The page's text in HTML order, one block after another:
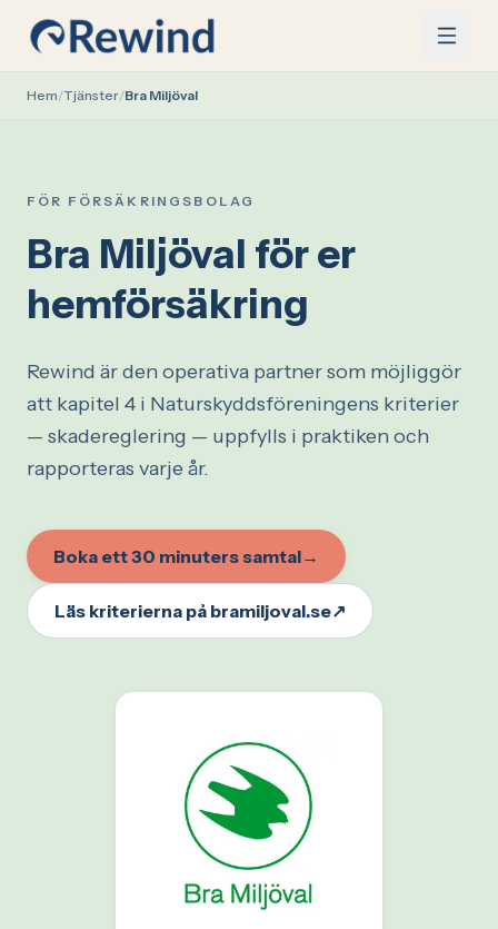
Hem/Tjänster/Bra Miljöval
FÖR FÖRSÄKRINGSBOLAG
Bra Miljöval för er
hemförsäkring
Rewind är den operativa partner som möjliggör
att kapitel 4 i Naturskyddsföreningens kriterier
— skadereglering — uppfylls i praktiken och
rapporteras varje år.
Boka ett 30 minuters samtal→
Läs kriterierna på bramiljoval.se↗